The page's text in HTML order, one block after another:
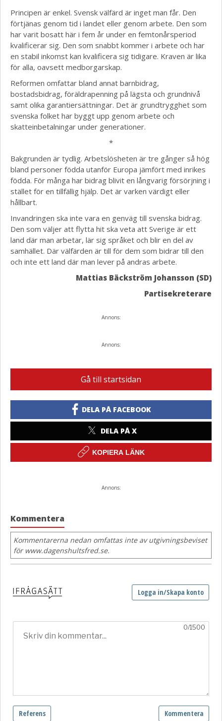
Principen är enkel. Svensk välfärd är inget man får. Den
förtjänas genom tid i landet eller genom arbete. Den som
har varit bosatt här i fem år under en femtonårsperiod
kvalificerar sig. Den som snabbt kommer i arbete och har
en stabil inkomst kan kvalificera sig tidigare. Kraven är lika
för alla, oavsett medborgarskap.
Reformen omfattar bland annat barnbidrag,
bostadsbidrag, föräldrapenning på lägsta och grundnivå
samt olika garantiersättningar. Det är grundtrygghet som
svenska folket har byggt upp genom arbete och
skatteinbetalningar under generationer.
*
Bakgrunden är tydlig. Arbetslösheten är tre gånger så hög
bland personer födda utanför Europa jämfört med inrikes
födda. För många har bidrag blivit en långvarig försörjning i
stället för en tillfällig hjälp. Det är varken värdigt eller
hållbart.
Invandringen ska inte vara en genväg till svenska bidrag.
Den som väljer att flytta hit ska veta att Sverige är ett
land där man arbetar, lär sig språket och blir en del av
samhället. Där välfärden är till för dem som bidrar till den
och inte ett land där man lever på andras arbete.
Mattias Bäckström Johansson (SD)
Partisekreterare
Annons:
Annons:
Gå till startsidan
DELA PÅ FACEBOOK
DELA PÅ X
KOPIERA LÄNK
Annons:
Kommentera
Kommentarerna nedan omfattas inte av utgivningsbeviset
för www.dagenshultsfred.se.